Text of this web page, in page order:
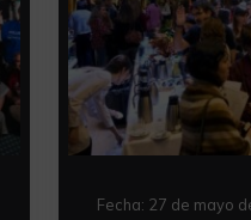
Fecha: 27 de mayo